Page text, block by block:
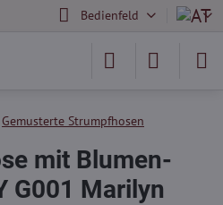
Bedienfeld
Gemusterte Strumpfhosen
mit Blumen-
G001 Marilyn